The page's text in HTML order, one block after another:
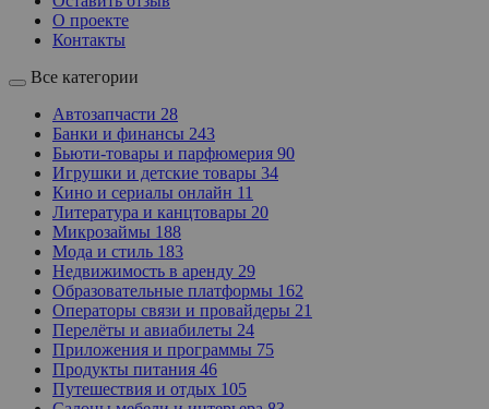
О проекте
Контакты
Все категории
Автозапчасти 28
Банки и финансы 243
Бьюти-товары и парфюмерия 90
Игрушки и детские товары 34
Кино и сериалы онлайн 11
Литература и канцтовары 20
Микрозаймы 188
Мода и стиль 183
Недвижимость в аренду 29
Образовательные платформы 162
Операторы связи и провайдеры 21
Перелёты и авиабилеты 24
Приложения и программы 75
Продукты питания 46
Путешествия и отдых 105